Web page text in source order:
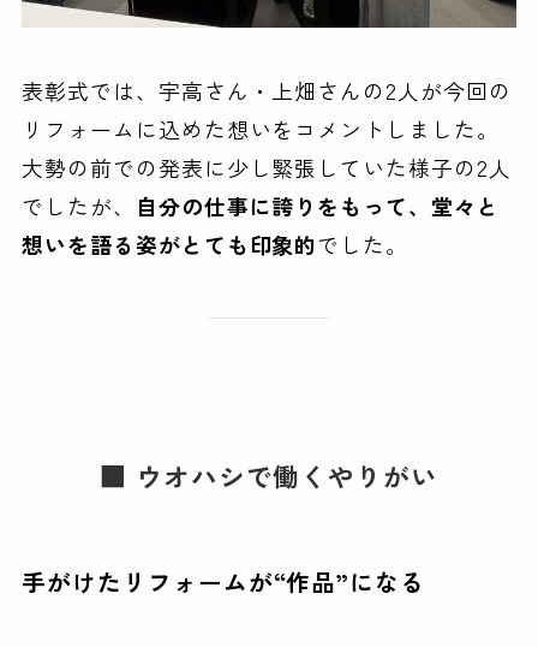
表彰式では、宇高さん・上畑さんの2人が今回の
リフォームに込めた想いをコメントしました。
大勢の前での発表に少し緊張していた様子の2人
でしたが、
自分の仕事に誇りをもって、堂々と
想いを語る姿がとても印象的でした。
■ ウオハシで働くやりがい
手がけたリフォームが“作品”になる